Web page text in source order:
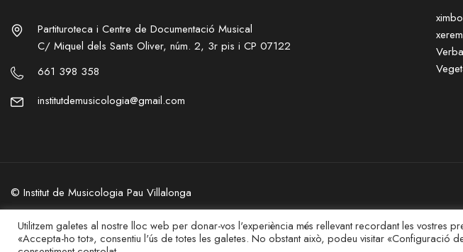
Partituroteca i Centre de Documentació Musical
C/ Miquel dels Sants Oliver, núm. 2, 3r pis i CP 07122
661 398 358
institutdemusicologia@gmail.com
© Institut de Musicologia Pau Villalonga
Privacitat–Legal
Utilitzem galetes al nostre lloc web per donar-vos l'experiència més rellevant recordant les vostres
«Accepta-ho tot», consentiu l'ús de totes les galetes. No obstant això, podeu visitar «Configuració